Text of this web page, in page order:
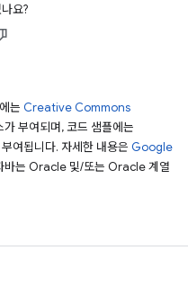
요?
는 Creative Commons
가 부여되며, 코드 샘플에는
여됩니다. 자세한 내용은 Google
바는 Oracle 및/또는 Oracle 계열